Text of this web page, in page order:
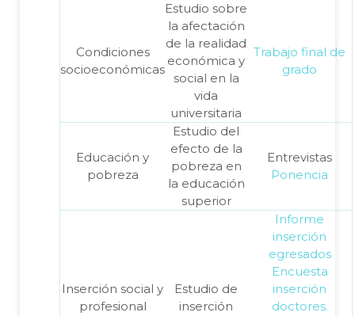
Condiciones
socioeconómicas
Estudio sobre
la afectación
de la realidad
económica y
social en la
vida
universitaria
Trabajo final de
grado
Educación y
pobreza
Estudio del
efecto de la
pobreza en
la educación
superior
Entrevistas
Ponencia
Inserción social y
profesional
Estudio de
inserción
Informe
inserción
egresados
Encuesta
inserción
doctores.